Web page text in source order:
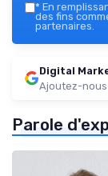
* En
des fins
partenaires.
Digital
Ajoutez-nous
Parole